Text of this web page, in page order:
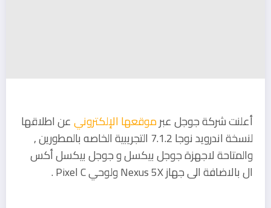
أعلنت شركة جوجل عبرموقعها الإلكترونيعن اطلاقها
لنسخة اندرويد نوجا 7.1.2 التجريبية الخاصه بالمطورين ,
والمتاحة لاجهزة جوجل بيكسل و جوجل بيكسل أكس
ال بالاضافة الى جهاز Nexus 5X ولوحي Pixel C .